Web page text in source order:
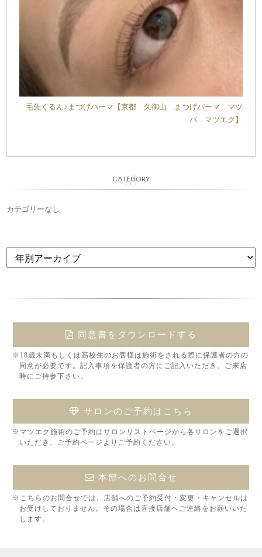
毛先くるん♪まつげパーマ【京都 久御山 まつげパーマ マツ
パ マツエク】
CATEGORY
カテゴリーなし
同意書をダウンロードする
※18歳未満もしくは高校生のお客様は施術をされる際に保護者の方の
同意が必要です。記入事項を保護者の方にご記入いただき、ご来店
時にご持参下さい。
サロンのご予約はこちら
※マツエク施術のご予約はサロンリストページから各サロンをご選択
いただき、ご予約ページよりご予約ください。
本部へのお問合せ
※こちらのお問合せでは、店舗へのご予約受付・変更・キャンセルは
お受けしておりません。その場合は直接店舗へご連絡をお願いいた
します。